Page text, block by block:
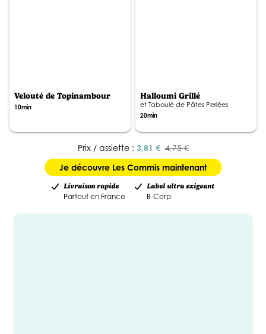
Velouté de Topinambour
10min
Halloumi Grillé
et Taboulé de Pâtes Perlées
20min
Prix / assiette : 3,81 € 4,75 €
Je découvre Les Commis maintenant
Livraison rapide
Partout en France
Label ultra exigeant
B-Corp